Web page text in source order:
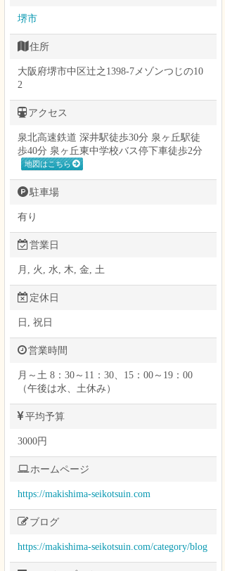
堺市
住所
大阪府堺市中区辻之1398-7メゾンつじの10
2
アクセス
泉北高速鉄道 深井駅徒歩30分 泉ヶ丘駅徒
歩40分 泉ヶ丘東中学校バス停下車徒歩2分
地図はこちら
駐車場
有り
営業日
月, 火, 水, 木, 金, 土
定休日
日, 祝日
営業時間
月～土 8：30～11：30、15：00～19：00
（午後は水、土休み）
平均予算
3000円
ホームページ
https://makishima-seikotsuin.com
ブログ
https://makishima-seikotsuin.com/category/blog